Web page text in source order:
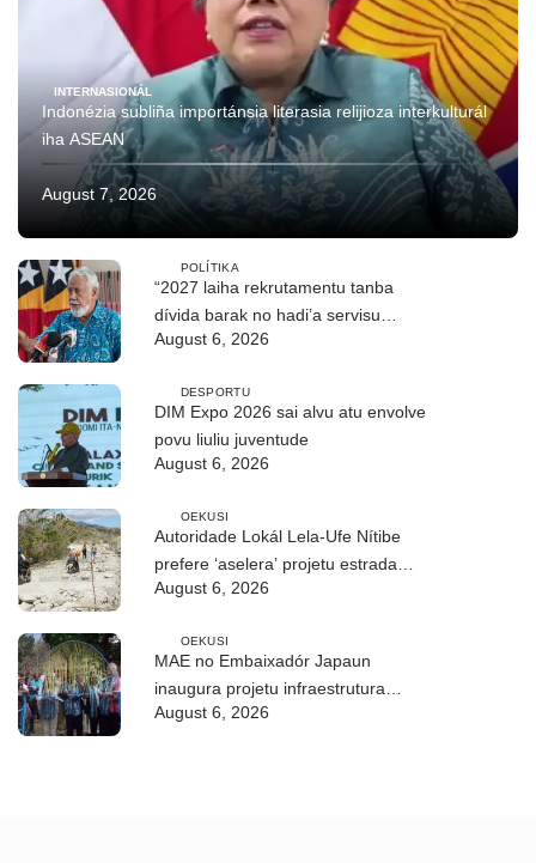
INTERNASIONÁL
Indonézia subliña importánsia literasia relijioza interkulturál
iha ASEAN
August 7, 2026
POLÍTIKA
“2027 laiha rekrutamentu tanba
dívida barak no hadi’a servisu
bazeia ba grau”
August 6, 2026
DESPORTU
DIM Expo 2026 sai alvu atu envolve
povu liuliu juventude
August 6, 2026
OEKUSI
Autoridade Lokál Lela-Ufe Nítibe
prefere ‘aselera’ projetu estrada
antes tempu udan
August 6, 2026
OEKUSI
MAE no Embaixadór Japaun
inaugura projetu infraestrutura
CIREP 12 iha Nítibe
August 6, 2026